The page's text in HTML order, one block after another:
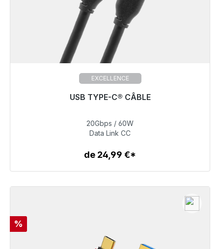
EXCELLENCE
USB TYPE-C® CÂBLE
39,99 €
Détails
20Gbps / 60W
Data Link CC
de 24,99 €*
Réduction
%